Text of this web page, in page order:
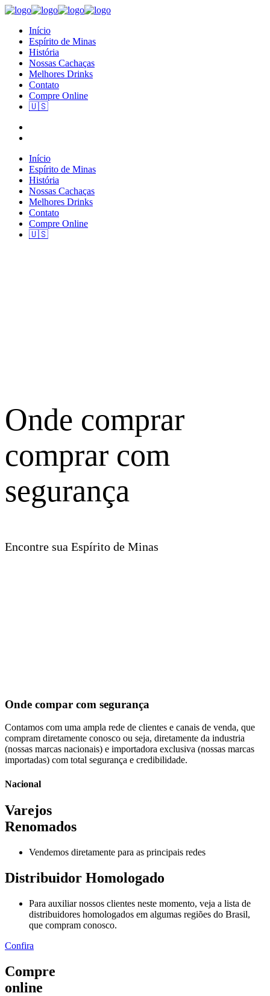
Início
Espírito de Minas
História
Nossas Cachaças
Melhores Drinks
Contato
Compre Online
🇺🇸
Início
Espírito de Minas
História
Nossas Cachaças
Melhores Drinks
Contato
Compre Online
🇺🇸
Onde comprar
comprar com
segurança
Encontre sua Espírito de Minas
Onde compar com segurança
Contamos com uma ampla rede de clientes e canais de venda, que
compram diretamente conosco ou seja, diretamente da industria
(nossas marcas nacionais) e importadora exclusiva (nossas marcas
importadas) com total segurança e credibilidade.
Nacional
Varejos
Renomados
Vendemos diretamente para as principais redes
Distribuidor Homologado
Para auxiliar nossos clientes neste momento, veja a lista de
distribuidores homologados em algumas regiões do Brasil,
que compram conosco.
Confira
Compre
online